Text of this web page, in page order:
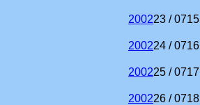
200223 / 0715
200224 / 0716
200225 / 0717
200226 / 0718